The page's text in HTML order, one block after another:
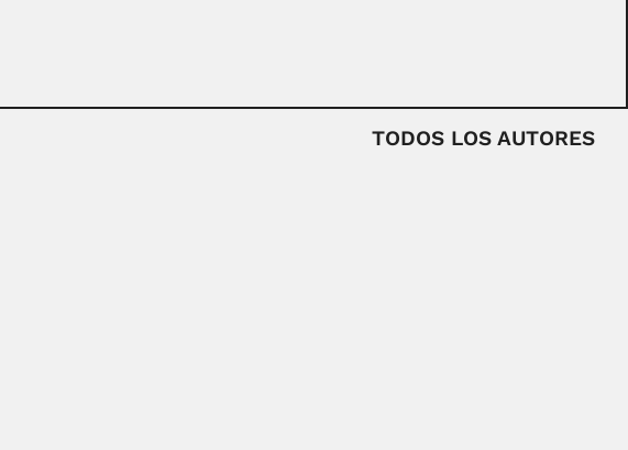
TODOS LOS AUTORES